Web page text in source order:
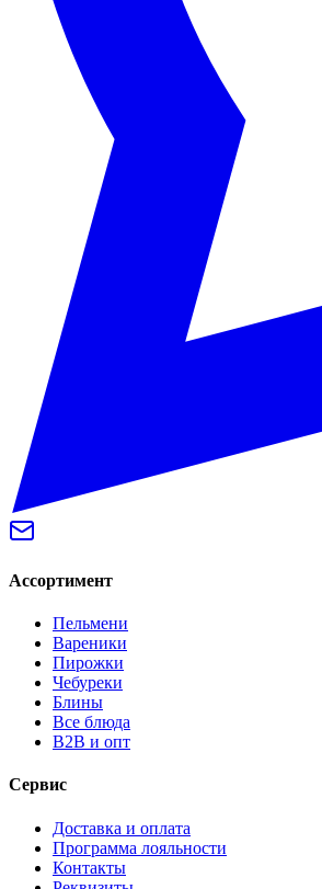
Ассортимент
Пельмени
Вареники
Пирожки
Чебуреки
Блины
Все блюда
B2B и опт
Сервис
Доставка и оплата
Программа лояльности
Контакты